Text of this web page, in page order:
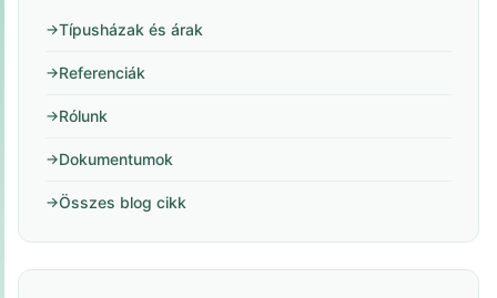
Típusházak és árak
Referenciák
Rólunk
Dokumentumok
Összes blog cikk